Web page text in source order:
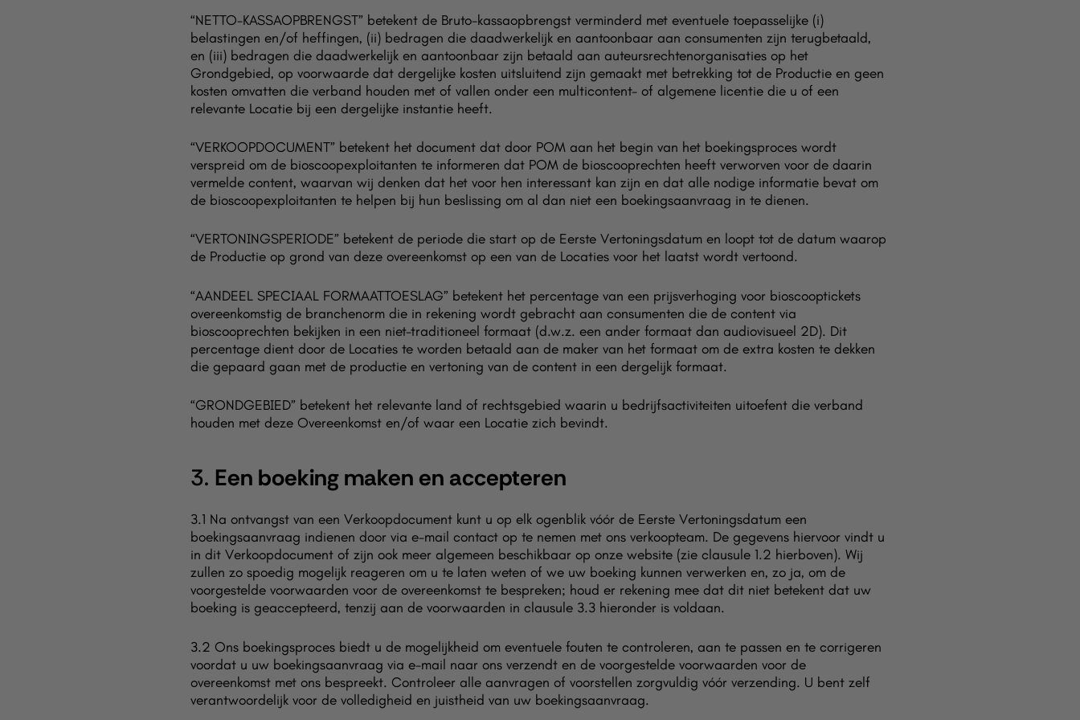
“NETTO-KASSAOPBRENGST” betekent de Bruto-kassaopbrengst verminderd met eventuele toepasselijke (i)
belastingen en/of heffingen, (ii) bedragen die daadwerkelijk en aantoonbaar aan consumenten zijn terugbetaald,
en (iii) bedragen die daadwerkelijk en aantoonbaar zijn betaald aan auteursrechtenorganisaties op het
Grondgebied, op voorwaarde dat dergelijke kosten uitsluitend zijn gemaakt met betrekking tot de Productie en geen
kosten omvatten die verband houden met of vallen onder een multicontent- of algemene licentie die u of een
relevante Locatie bij een dergelijke instantie heeft.
“VERKOOPDOCUMENT” betekent het document dat door POM aan het begin van het boekingsproces wordt
verspreid om de bioscoopexploitanten te informeren dat POM de bioscooprechten heeft verworven voor de daarin
vermelde content, waarvan wij denken dat het voor hen interessant kan zijn en dat alle nodige informatie bevat om
de bioscoopexploitanten te helpen bij hun beslissing om al dan niet een boekingsaanvraag in te dienen.
“VERTONINGSPERIODE” betekent de periode die start op de Eerste Vertoningsdatum en loopt tot de datum waarop
de Productie op grond van deze overeenkomst op een van de Locaties voor het laatst wordt vertoond.
“AANDEEL SPECIAAL FORMAATTOESLAG” betekent het percentage van een prijsverhoging voor bioscooptickets
overeenkomstig de branchenorm die in rekening wordt gebracht aan consumenten die de content via
bioscooprechten bekijken in een niet-traditioneel formaat (d.w.z. een ander formaat dan audiovisueel 2D). Dit
percentage dient door de Locaties te worden betaald aan de maker van het formaat om de extra kosten te dekken
die gepaard gaan met de productie en vertoning van de content in een dergelijk formaat.
“GRONDGEBIED” betekent het relevante land of rechtsgebied waarin u bedrijfsactiviteiten uitoefent die verband
houden met deze Overeenkomst en/of waar een Locatie zich bevindt.
3. Een boeking maken en accepteren
3.1 Na ontvangst van een Verkoopdocument kunt u op elk ogenblik vóór de Eerste Vertoningsdatum een
boekingsaanvraag indienen door via e-mail contact op te nemen met ons verkoopteam. De gegevens hiervoor vindt u
in dit Verkoopdocument of zijn ook meer algemeen beschikbaar op onze website (zie clausule 1.2 hierboven). Wij
zullen zo spoedig mogelijk reageren om u te laten weten of we uw boeking kunnen verwerken en, zo ja, om de
voorgestelde voorwaarden voor de overeenkomst te bespreken; houd er rekening mee dat dit niet betekent dat uw
boeking is geaccepteerd, tenzij aan de voorwaarden in clausule 3.3 hieronder is voldaan.
3.2 Ons boekingsproces biedt u de mogelijkheid om eventuele fouten te controleren, aan te passen en te corrigeren
voordat u uw boekingsaanvraag via e-mail naar ons verzendt en de voorgestelde voorwaarden voor de
overeenkomst met ons bespreekt. Controleer alle aanvragen of voorstellen zorgvuldig vóór verzending. U bent zelf
verantwoordelijk voor de volledigheid en juistheid van uw boekingsaanvraag.